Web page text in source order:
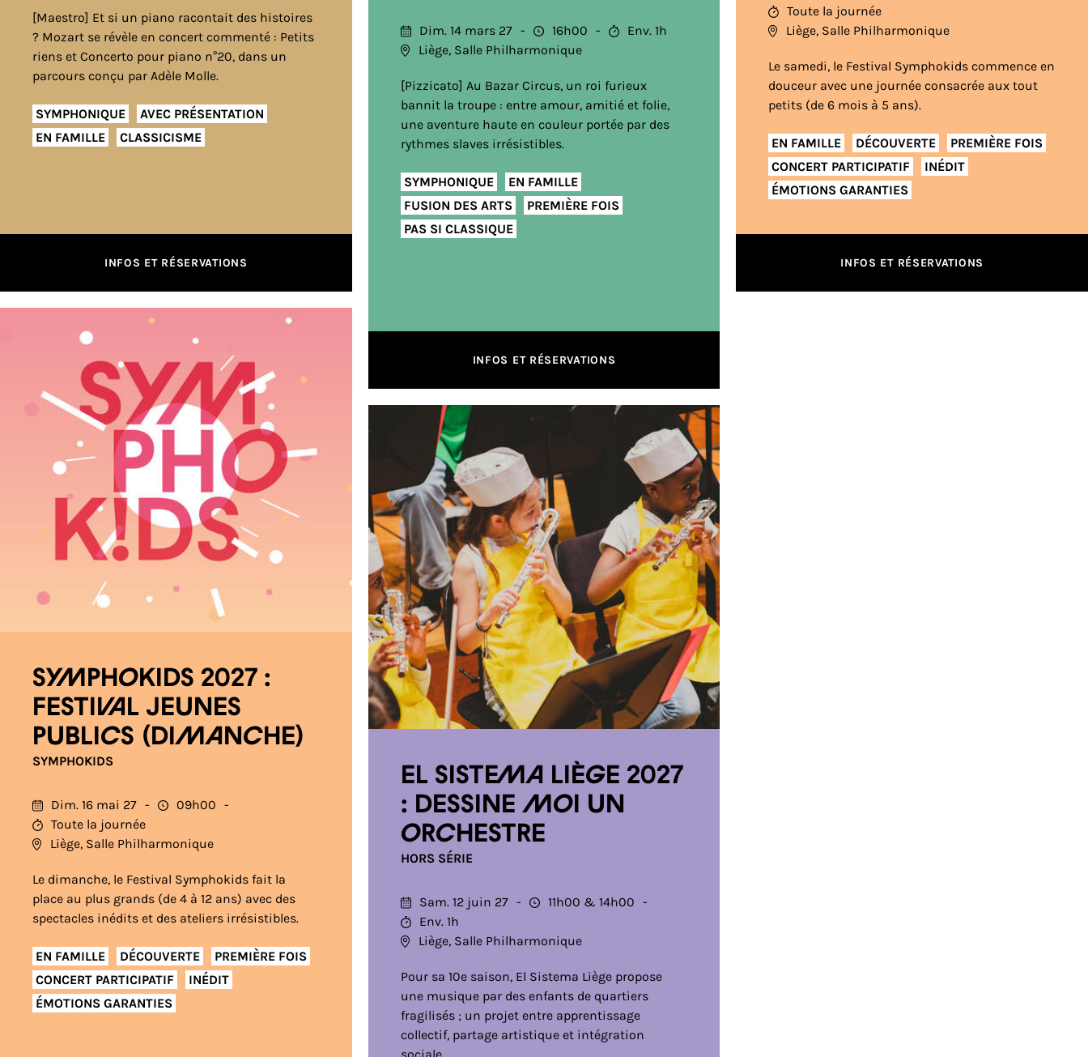
[Maestro] Et si un piano racontait des histoires
? Mozart se révèle en concert commenté : Petits
riens et Concerto pour piano n°20, dans un
parcours conçu par Adèle Molle.
SYMPHONIQUE
AVEC PRÉSENTATION
EN FAMILLE
CLASSICISME
INFOS ET RÉSERVATIONS
Dim. 14 mars 27 16h00
Env. 1h
Liège, Salle Philharmonique
[Pizzicato] Au Bazar Circus, un roi furieux
bannit la troupe : entre amour, amitié et folie,
une aventure haute en couleur portée par des
rythmes slaves irrésistibles.
SYMPHONIQUE
EN FAMILLE
FUSION DES ARTS
PREMIÈRE FOIS
PAS SI CLASSIQUE
INFOS ET RÉSERVATIONS
Toute la journée
Liège, Salle Philharmonique
Le samedi, le Festival Symphokids commence en
douceur avec une journée consacrée aux tout
petits (de 6 mois à 5 ans).
EN FAMILLE DÉCOUVERTE
PREMIÈRE FOIS
CONCERT PARTICIPATIF
INÉDIT
ÉMOTIONS GARANTIES
INFOS ET RÉSERVATIONS
Symphokids 2027 :
Festival jeunes
publics (Dimanche)
SYMPHOKIDS
Dim. 16 mai 27
09h00
Toute la journée
Liège, Salle Philharmonique
Le dimanche, le Festival Symphokids fait la
place au plus grands (de 4 à 12 ans) avec des
spectacles inédits et des ateliers irrésistibles.
EN FAMILLE DÉCOUVERTE
PREMIÈRE FOIS
CONCERT PARTICIPATIF
INÉDIT
ÉMOTIONS GARANTIES
El Sistema Liège 2027
: Dessine moi un
orchestre
HORS SÉRIE
Sam. 12 juin 27 11h00
14h00
Env. 1h
Liège, Salle Philharmonique
Pour sa 10e saison, El Sistema Liège propose
une musique par des enfants de quartiers
fragilisés ; un projet entre apprentissage
collectif, partage artistique et intégration